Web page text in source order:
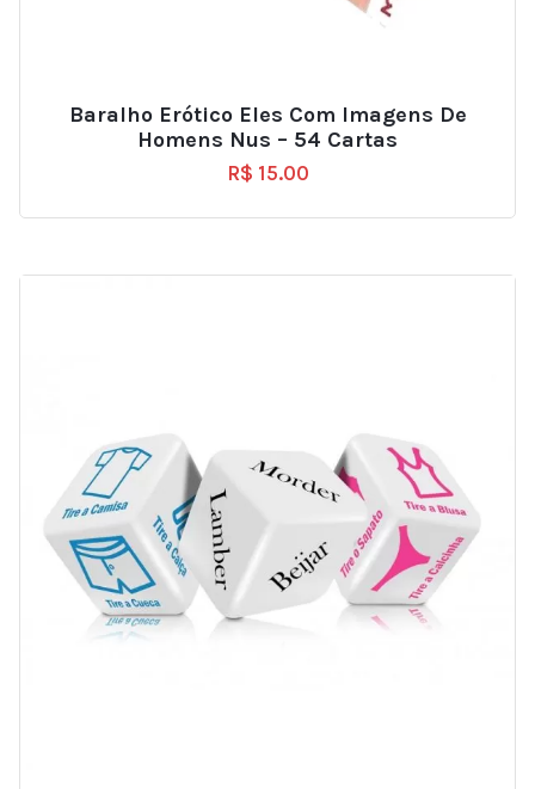
Baralho Erótico Eles Com Imagens De
Homens Nus – 54 Cartas
R$ 15.00